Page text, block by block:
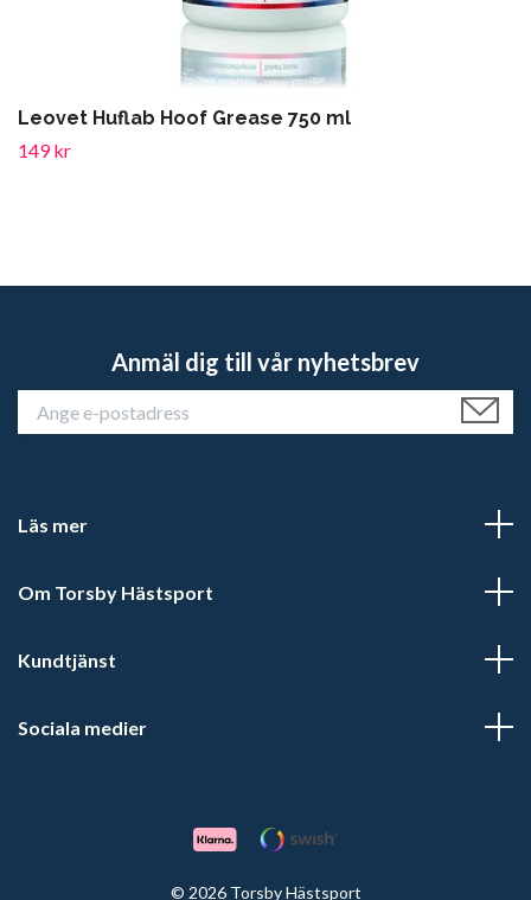
Leovet Huflab Hoof Grease 750 ml
149 kr
Anmäl dig till vår nyhetsbrev
Läs mer
Om Torsby Hästsport
Kundtjänst
Sociala medier
© 2026 Torsby Hästsport